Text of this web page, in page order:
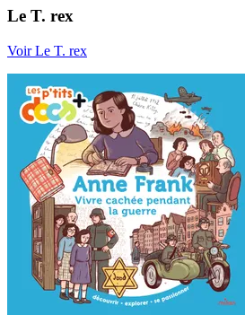
Le T. rex
Voir Le T. rex